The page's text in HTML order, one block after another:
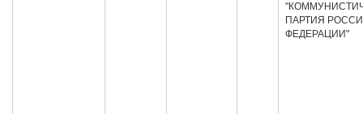
ПАРТИЯ
ФЕДЕРАЦИИ"